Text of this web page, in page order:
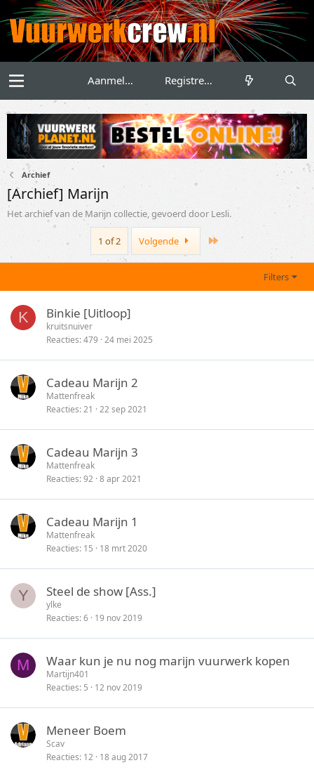
Aanmelden Registreren
Archief
[Archief] Marijn
Het archief van de Marijn collectie, gevoerd door Lesli.
1 of 2 Volgende
Filters
K Binkie [Uitloop]
kruitsnuiver
Reacties 479 24 mei 2025
Cadeau Marijn 2
Mattenfreak
Reacties 21 22 sep 2021
Cadeau Marijn 3
Mattenfreak
Reacties 92 8 apr 2021
Cadeau Marijn 1
Mattenfreak
Reacties 15 18 mrt 2020
Y Steel de show [Ass.]
ylke
Reacties 6 19 nov 2019
M Waar kun je nu nog marijn vuurwerk kopen
Martijn401
Reacties 5 12 nov 2019
Meneer Boem
Scav
Reacties 12 18 aug 2017